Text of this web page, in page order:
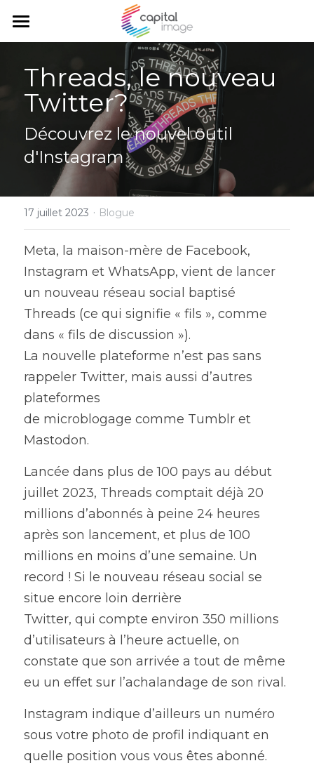
Accueil
Services
Planification et gestion
Communication corporative
Communication et marketing
Relations gouvernementales
Réalisations
Équipe
Blogue
Balado
Rechercher
Français
Français
English
Contact
Threads, le nouveau
Twitter?
Découvrez le nouvel outil
d'Instagram
17 juillet 2023 · Blogue
Meta, la maison-mère de Facebook,
Instagram et WhatsApp, vient de lancer
un nouveau réseau social baptisé
Threads (ce qui signifie « fils », comme
dans « fils de discussion »).
La nouvelle plateforme n’est pas sans
rappeler Twitter, mais aussi d’autres
plateformes
de microblogage comme Tumblr et
Mastodon.
Lancée dans plus de 100 pays au début
juillet 2023, Threads comptait déjà 20
millions d’abonnés à peine 24 heures
après son lancement, et plus de 100
millions en moins d’une semaine. Un
record ! Si le nouveau réseau social se
situe encore loin derrière
Twitter, qui compte environ 350 millions
d’utilisateurs à l’heure actuelle, on
constate que son arrivée a tout de même
eu un effet sur l’achalandage de son rival.
Instagram indique d’ailleurs un numéro
sous votre photo de profil indiquant en
quelle position vous vous êtes abonné.